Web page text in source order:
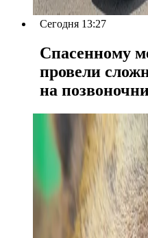
Сегодня 13:27
Спасенному
провели
на